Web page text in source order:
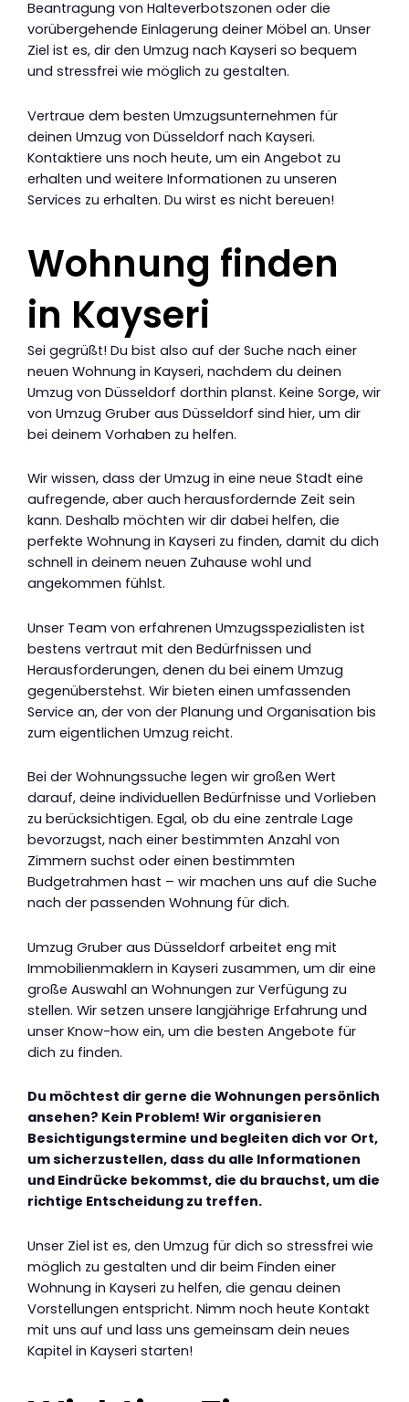
Beantragung von Halteverbotszonen oder die
vorübergehende Einlagerung deiner Möbel an. Unser
Ziel ist es, dir den Umzug nach Kayseri so bequem
und stressfrei wie möglich zu gestalten.
Vertraue dem besten Umzugsunternehmen für
deinen Umzug von Düsseldorf nach Kayseri.
Kontaktiere uns noch heute, um ein Angebot zu
erhalten und weitere Informationen zu unseren
Services zu erhalten. Du wirst es nicht bereuen!
Wohnung finden
in Kayseri
Sei gegrüßt! Du bist also auf der Suche nach einer
neuen Wohnung in Kayseri, nachdem du deinen
Umzug von Düsseldorf dorthin planst. Keine Sorge, wir
von Umzug Gruber aus Düsseldorf sind hier, um dir
bei deinem Vorhaben zu helfen.
Wir wissen, dass der Umzug in eine neue Stadt eine
aufregende, aber auch herausfordernde Zeit sein
kann. Deshalb möchten wir dir dabei helfen, die
perfekte Wohnung in Kayseri zu finden, damit du dich
schnell in deinem neuen Zuhause wohl und
angekommen fühlst.
Unser Team von erfahrenen Umzugsspezialisten ist
bestens vertraut mit den Bedürfnissen und
Herausforderungen, denen du bei einem Umzug
gegenüberstehst. Wir bieten einen umfassenden
Service an, der von der Planung und Organisation bis
zum eigentlichen Umzug reicht.
Bei der Wohnungssuche legen wir großen Wert
darauf, deine individuellen Bedürfnisse und Vorlieben
zu berücksichtigen. Egal, ob du eine zentrale Lage
bevorzugst, nach einer bestimmten Anzahl von
Zimmern suchst oder einen bestimmten
Budgetrahmen hast – wir machen uns auf die Suche
nach der passenden Wohnung für dich.
Umzug Gruber aus Düsseldorf arbeitet eng mit
Immobilienmaklern in Kayseri zusammen, um dir eine
große Auswahl an Wohnungen zur Verfügung zu
stellen. Wir setzen unsere langjährige Erfahrung und
unser Know-how ein, um die besten Angebote für
dich zu finden.
Du möchtest dir gerne die Wohnungen persönlich
ansehen? Kein Problem! Wir organisieren
Besichtigungstermine und begleiten dich vor Ort,
um sicherzustellen, dass du alle Informationen
und Eindrücke bekommst, die du brauchst, um die
richtige Entscheidung zu treffen.
Unser Ziel ist es, den Umzug für dich so stressfrei wie
möglich zu gestalten und dir beim Finden einer
Wohnung in Kayseri zu helfen, die genau deinen
Vorstellungen entspricht. Nimm noch heute Kontakt
mit uns auf und lass uns gemeinsam dein neues
Kapitel in Kayseri starten!